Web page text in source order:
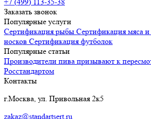
Заказать звонок
Популярные услуги
Сертификация рыбы Сертификация мяса
носков Сертификация футболок
Популярные статьи
Производители пива призывают к
Росстандартом
Контакты
г.Москва, ул. Привольная 2к5
zakaz@standartsert.ru